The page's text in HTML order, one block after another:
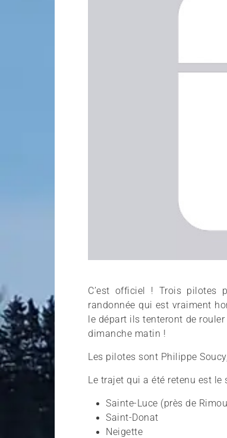
C’est officiel ! Trois pilotes
randonnée qui est vraiment
le départ ils tenteront de
dimanche matin !
Les pilotes sont Philippe
Le trajet qui a été retenu est le
Sainte-Luce (près de
Saint-Donat
Neigette